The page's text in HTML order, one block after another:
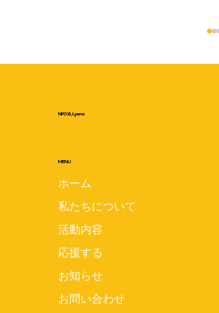
NPO法人pena
MENU
ホーム
私たちについて
活動内容
応援する
お知らせ
お問い合わせ